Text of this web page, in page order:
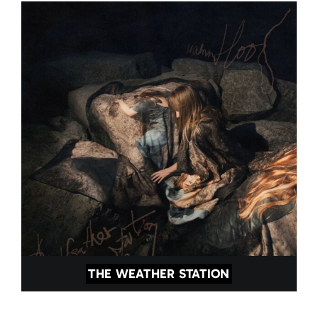
THE WEATHER STATION